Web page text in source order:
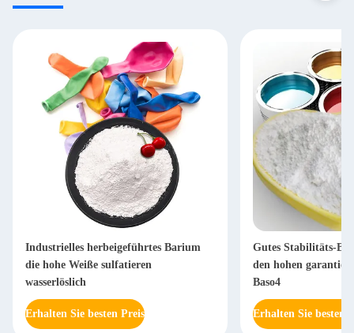
Industrielles herbeigeführtes Barium
die hohe Weiße sulfatieren
wasserlöslich
Erhalten Sie besten Preis
Gutes Stabilitäts-
den hohen
Baso4
Erhalten Sie besten